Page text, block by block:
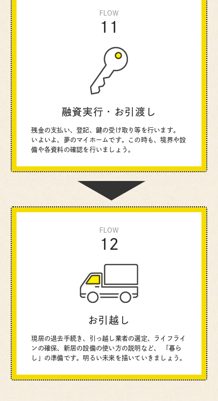
FLOW
11
融資実行・お引渡し
残金の支払い、登記、鍵の受け取り等を行います。
いよいよ、夢のマイホームです。この時も、境界や設
備や各資料の確認を行いましょう。
FLOW
12
お引越し
現居の退去手続き、引っ越し業者の選定、ライフライ
ンの確保、新居の設備の使い方の説明など、
「暮ら
し」の準備です。明るい未来を描いていきましょう。